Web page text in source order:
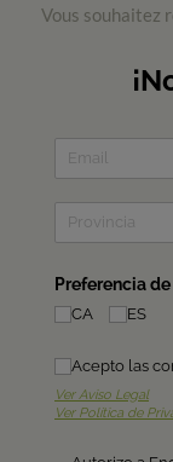
Vous souhaitez